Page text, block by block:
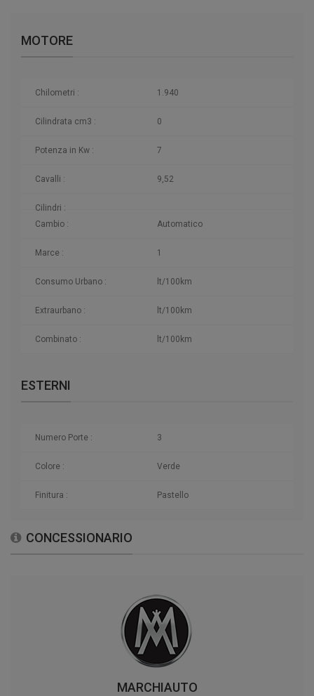
MOTORE
Chilometri : 1.940
Cilindrata cm3 : 0
Potenza in Kw : 7
Cavalli : 9,52
Cilindri :
Cambio :
Automatico
Marce : 1
Consumo Urbano : lt/100km
Extraurbano : lt/100km
Combinato : lt/100km
ESTERNI
Numero Porte : 3
Colore : Verde
Finitura : Pastello
CONCESSIONARIO
MARCHIAUTO